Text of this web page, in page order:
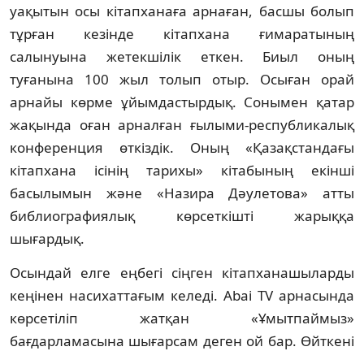
уақытын осы кітапханаға арнаған, басшы болып
тұрған кезінде кітапхана ғима­ра­тының
салынуына жетекшілік еткен. Биыл оның
туғанына 100 жыл толып отыр. Осы­ған орай
арнайы көрме ұйымдастырдық. Со­нымен қатар
жақында оған арналған ғы­лыми-республикалық
конференция өткіз­дік. Оның «Қазақстандағы
кітапхана ісінің тарихы» кітабының екінші
басылымын және «Назира Дәулетова» атты
библиографиялық көрсеткішті жарыққа
шығардық.
Осындай елге еңбегі сіңген кітап­хана­шы­ларды
кеңінен насихаттағым келеді. Abai TV арнасында
көрсетіліп жатқан «Ұмыт­пай­мыз»
бағдарламасына шығарсам деген ой бар. Өйткені